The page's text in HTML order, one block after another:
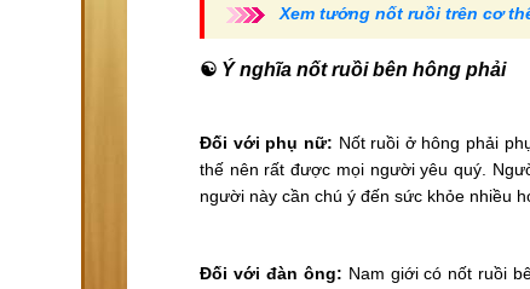
Xem tướng nốt ruồi trên cơ
☯ Ý nghĩa nốt ruồi bên hông phải
Đối với phụ nữ: Nốt ruồi ở hông phải
thế nên rất được mọi người yêu quý.
người này cần chú ý đến sức khỏe nhiều
Đối với đàn ông: Nam giới có nốt ruồi